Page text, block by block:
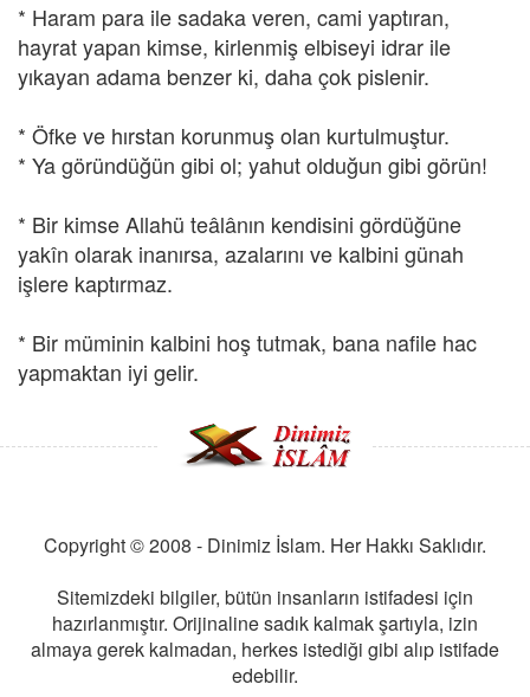
* Haram para ile sadaka veren, cami yaptıran,
hayrat yapan kimse, kirlenmiş elbiseyi idrar ile
yıkayan adama benzer ki, daha çok pislenir.
* Öfke ve hırstan korunmuş olan kurtulmuştur.
* Ya göründüğün gibi ol; yahut olduğun gibi görün!
* Bir kimse Allahü teâlânın kendisini gördüğüne
yakîn olarak inanırsa, azalarını ve kalbini günah
işlere kaptırmaz.
* Bir müminin kalbini hoş tutmak, bana nafile hac
yapmaktan iyi gelir.
Copyright © 2008 - Dinimiz İslam. Her Hakkı Saklıdır.
Sitemizdeki bilgiler, bütün insanların istifadesi için
hazırlanmıştır. Orijinaline sadık kalmak şartıyla, izin
almaya gerek kalmadan, herkes istediği gibi alıp istifade
edebilir.